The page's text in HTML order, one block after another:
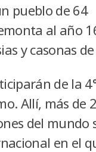
pueblo de 64
al año
y casonas
de la
Allí, más de
del mundo
en el